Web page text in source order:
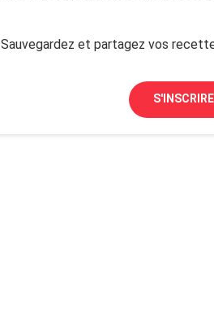
Sauvegardez et partagez vos
S'INSCRIRE